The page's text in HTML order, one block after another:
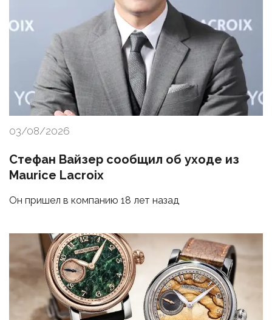
03/08/2026
Стефан Вайзер сообщил об уходе из
Maurice Lacroix
Он пришел в компанию 18 лет назад